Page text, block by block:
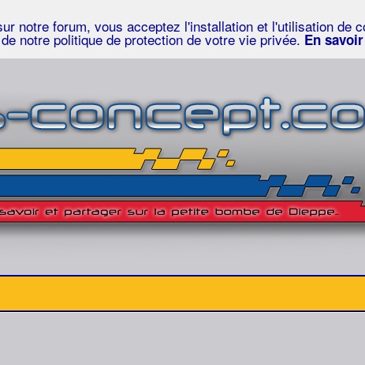
notre forum, vous acceptez l'installation et l'utilisation de
notre politique de protection de votre vie privée. En